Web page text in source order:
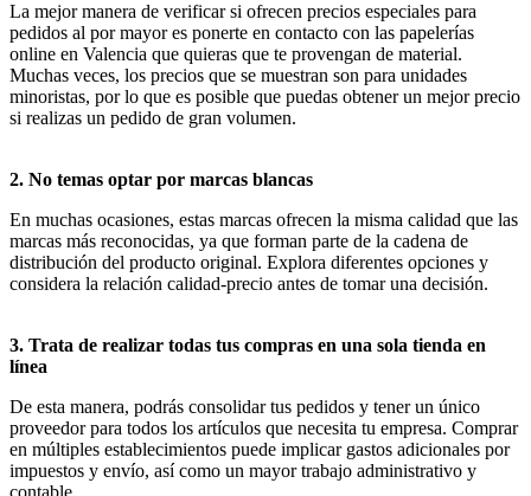
La mejor manera de verificar si ofrecen precios especiales para
pedidos al por mayor es ponerte en contacto con las papelerías
online en Valencia que quieras que te provengan de material.
Muchas veces, los precios que se muestran son para unidades
minoristas, por lo que es posible que puedas obtener un mejor precio
si realizas un pedido de gran volumen.
2. No temas optar por marcas blancas
En muchas ocasiones, estas marcas ofrecen la misma calidad que las
marcas más reconocidas, ya que forman parte de la cadena de
distribución del producto original. Explora diferentes opciones y
considera la relación calidad-precio antes de tomar una decisión.
3. Trata de realizar todas tus compras en una sola tienda en
línea
De esta manera, podrás consolidar tus pedidos y tener un único
proveedor para todos los artículos que necesita tu empresa. Comprar
en múltiples establecimientos puede implicar gastos adicionales por
impuestos y envío, así como un mayor trabajo administrativo y
contable.